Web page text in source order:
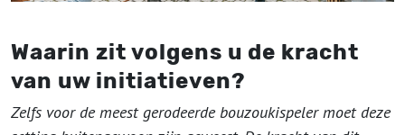
Waarin zit volgens u de kracht
van uw initiatieven?
Zelfs voor de meest gerodeerde bouzoukispeler moet deze